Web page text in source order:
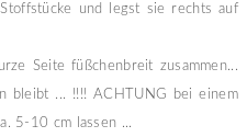
und legst sie rechts auf
Seite füßchenbreit zusammen...
bleibt ... !!!! ACHTUNG bei einem
5-10 cm lassen ...